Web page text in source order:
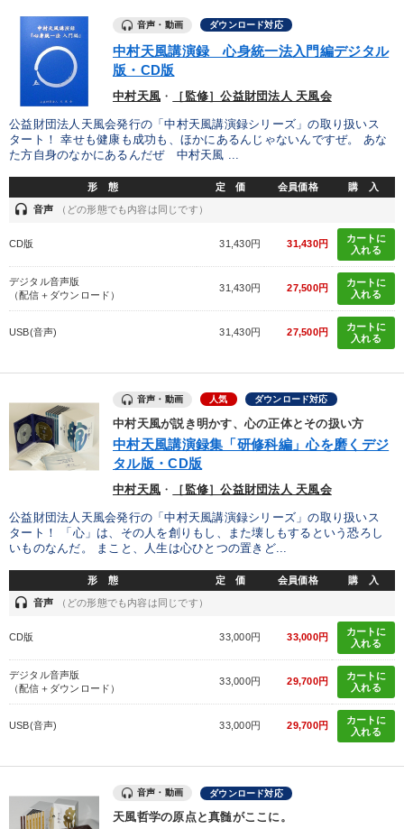
音声・動画 ダウンロード対応
中村天風講演録 心身統一法入門編デジタル
版・CD版
中村天風 ・ ［監修］公益財団法人 天風会
公益財団法人天風会発行の「中村天風講演録シリーズ」の取り扱いス
タート！ 幸せも健康も成功も、ほかにあるんじゃないんですぜ。 あな
た方自身のなかにあるんだぜ 中村天風 ...
形 態 定 価 会員価格 購 入
headset 音声 （どの形態でも内容は同じです）
CD版 31,430円 31,430円
カートに
入れる
デジタル音声版
（配信＋ダウンロード）
31,430円 27,500円
カートに
入れる
USB(音声) 31,430円 27,500円
カートに
入れる
音声・動画 人気 ダウンロード対応
中村天風が説き明かす、心の正体とその扱い方
中村天風講演録集「研修科編」心を磨くデジ
タル版・CD版
中村天風 ・ ［監修］公益財団法人 天風会
公益財団法人天風会発行の「中村天風講演録シリーズ」の取り扱いス
タート！ 「心」は、その人を創りもし、また壊しもするという恐ろし
いものなんだ。 まこと、人生は心ひとつの置きど...
形 態 定 価 会員価格 購 入
headset 音声 （どの形態でも内容は同じです）
CD版 33,000円 33,000円
カートに
入れる
デジタル音声版
（配信＋ダウンロード）
33,000円 29,700円
カートに
入れる
USB(音声) 33,000円 29,700円
カートに
入れる
音声・動画 ダウンロード対応
天風哲学の原点と真髄がここに。